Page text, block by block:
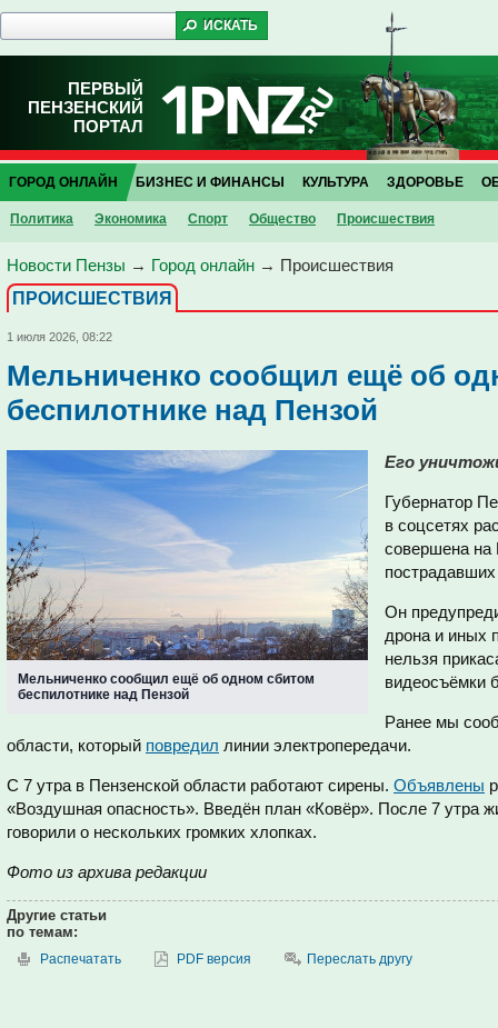
ПЕРВЫЙ
ПЕНЗЕНСКИЙ
ПОРТАЛ
ГОРОД ОНЛАЙН
Политика Экономика Спорт Общество Проиcшествия
БИЗНЕС И ФИНАНСЫ КУЛЬТУРА ЗДОРОВЬЕ
Новости Пензы → Город онлайн → Проиcшествия
ПРОИCШЕСТВИЯ
1 июля 2026, 08:22
Мельниченко сообщил ещё об
беспилотнике над Пензой
Мельниченко сообщил ещё об одном сбитом
беспилотнике над Пензой
Его
Губернатор
в соцсетях
совершена на
Он
дрона и иных
нельзя
видеосъёмки
Ранее мы
области, который повредил линии электропередачи.
С 7 утра в Пензенской области работают сирены. Объявлены
«Воздушная опасность». Введён план «Ковёр». После 7 утра
говорили о нескольких громких хлопках.
Фото из архива редакции
Другие статьи
по темам:
Распечатать PDF версия Переслать другу